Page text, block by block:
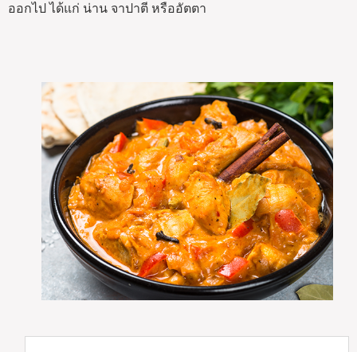
ออกไป ได้แก่ น่าน จาปาตี หรืออัตตา